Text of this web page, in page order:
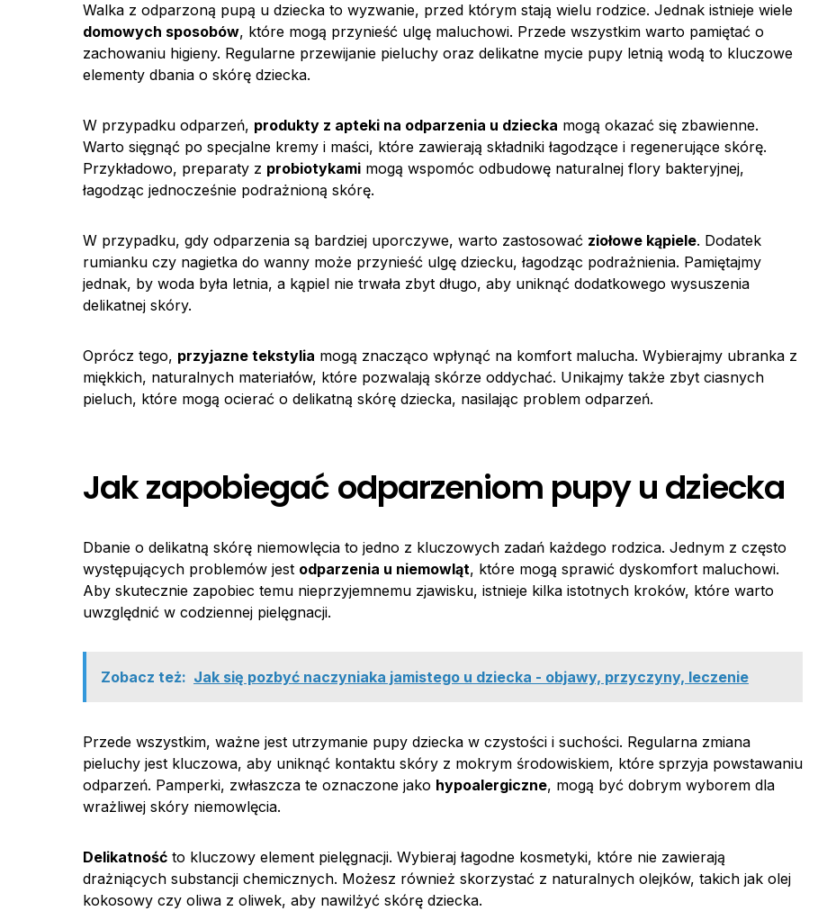
Walka z odparzoną pupą u dziecka to wyzwanie, przed którym stają wielu rodzice. Jednak istnieje wiele
domowych sposobów, które mogą przynieść ulgę maluchowi. Przede wszystkim warto pamiętać o
zachowaniu higieny. Regularne przewijanie pieluchy oraz delikatne mycie pupy letnią wodą to kluczowe
elementy dbania o skórę dziecka.
W przypadku odparzeń, produkty z apteki na odparzenia u dziecka mogą okazać się zbawienne.
Warto sięgnąć po specjalne kremy i maści, które zawierają składniki łagodzące i regenerujące skórę.
Przykładowo, preparaty z probiotykami mogą wspomóc odbudowę naturalnej flory bakteryjnej,
łagodząc jednocześnie podrażnioną skórę.
W przypadku, gdy odparzenia są bardziej uporczywe, warto zastosować ziołowe kąpiele. Dodatek
rumianku czy nagietka do wanny może przynieść ulgę dziecku, łagodząc podrażnienia. Pamiętajmy
jednak, by woda była letnia, a kąpiel nie trwała zbyt długo, aby uniknąć dodatkowego wysuszenia
delikatnej skóry.
Oprócz tego, przyjazne tekstylia mogą znacząco wpłynąć na komfort malucha. Wybierajmy ubranka z
miękkich, naturalnych materiałów, które pozwalają skórze oddychać. Unikajmy także zbyt ciasnych
pieluch, które mogą ocierać o delikatną skórę dziecka, nasilając problem odparzeń.
Jak zapobiegać odparzeniom pupy u dziecka
Dbanie o delikatną skórę niemowlęcia to jedno z kluczowych zadań każdego rodzica. Jednym z często
występujących problemów jest odparzenia u niemowląt, które mogą sprawić dyskomfort maluchowi.
Aby skutecznie zapobiec temu nieprzyjemnemu zjawisku, istnieje kilka istotnych kroków, które warto
uwzględnić w codziennej pielęgnacji.
Zobacz też: Jak się pozbyć naczyniaka jamistego u dziecka - objawy, przyczyny, leczenie
Przede wszystkim, ważne jest utrzymanie pupy dziecka w czystości i suchości. Regularna zmiana
pieluchy jest kluczowa, aby uniknąć kontaktu skóry z mokrym środowiskiem, które sprzyja powstawaniu
odparzeń. Pamperki, zwłaszcza te oznaczone jako hypoalergiczne, mogą być dobrym wyborem dla
wrażliwej skóry niemowlęcia.
Delikatność to kluczowy element pielęgnacji. Wybieraj łagodne kosmetyki, które nie zawierają
drażniących substancji chemicznych. Możesz również skorzystać z naturalnych olejków, takich jak olej
kokosowy czy oliwa z oliwek, aby nawilżyć skórę dziecka.